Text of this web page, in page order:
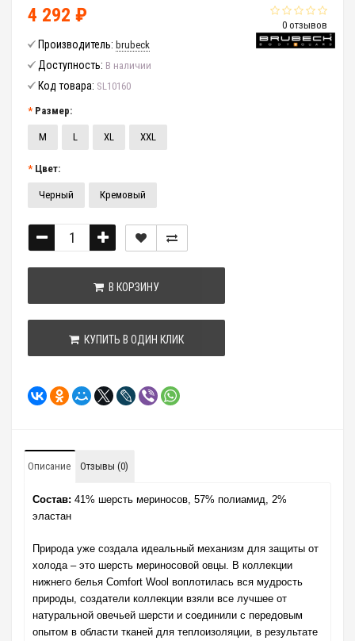
0 отзывов
4 292 ₽
Производитель: brubeck
Доступность: В наличии
Код товара: SL10160
Размер:
M L XL XXL
Цвет:
Черный Кремовый
В КОРЗИНУ
КУПИТЬ В ОДИН КЛИК
Описание Отзывы (0)
Состав: 41% шерсть мериносов, 57% полиамид, 2%
эластан
Природа уже создала идеальный механизм для защиты от
холода – это шерсть мериносовой овцы. В коллекции
нижнего белья Comfort Wool воплотилась вся мудрость
природы, создатели коллекции взяли все лучшее от
натуральной овечьей шерсти и соединили с передовым
опытом в области тканей для теплоизоляции, в результате